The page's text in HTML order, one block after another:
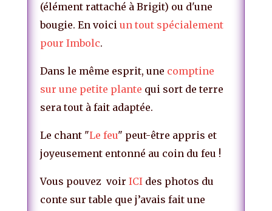
(élément rattaché à Brigit) ou d'une
bougie. En voici un tout spécialement
pour Imbolc.
Dans le même esprit, une comptine
sur une petite plante qui sort de terre
sera tout à fait adaptée.
Le chant "Le feu" peut-être appris et
joyeusement entonné au coin du feu !
Vous pouvez voir ICIdes photos du
conte sur table que j’avais fait une